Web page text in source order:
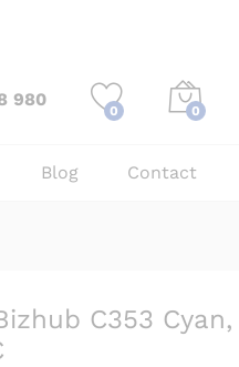
980
0 0
Blog Contact
C353 Cyan,